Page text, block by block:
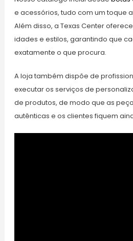
e acessórios, tudo com um toque
Além disso, a Texas Center
idades e estilos, garantindo que
exatamente o que procura.
A loja também dispõe de
executar os serviços de
de produtos, de modo que as
autênticas e os clientes fiquem